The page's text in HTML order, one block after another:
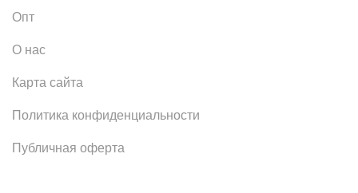
Опт
О нас
Карта сайта
Политика конфиденциальности
Публичная оферта